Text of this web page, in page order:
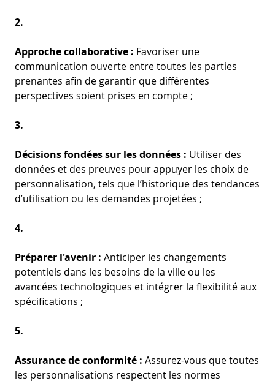
2.
Approche collaborative : Favoriser une
communication ouverte entre toutes les parties
prenantes afin de garantir que différentes
perspectives soient prises en compte ;
3.
Décisions fondées sur les données : Utiliser des
données et des preuves pour appuyer les choix de
personnalisation, tels que l’historique des tendances
d’utilisation ou les demandes projetées ;
4.
Préparer l'avenir : Anticiper les changements
potentiels dans les besoins de la ville ou les
avancées technologiques et intégrer la flexibilité aux
spécifications ;
5.
Assurance de conformité : Assurez-vous que toutes
les personnalisations respectent les normes